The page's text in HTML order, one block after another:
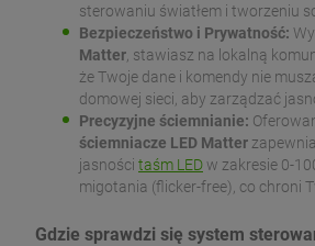
sterowaniu światłem i tworzeniu
Bezpieczeństwo i Prywatność:
Matter , stawiasz na lokalną
że Twoje dane i komendy nie
domowej sieci, aby zarządzać
Precyzyjne ściemnianie:
ściemniacze LED Matter
jasności taśm LED w zakresie 0-
migotania (flicker-free), co chroni
Gdzie sprawdzi się system